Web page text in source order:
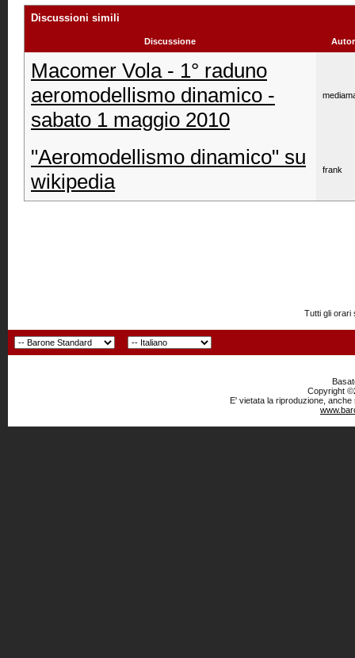
Discussioni simili
Discussione
Macomer Vola - 1° raduno
aeromodellismo dinamico -
sabato 1 maggio 2010
"Aeromodellismo dinamico" su
wikipedia
frank
Tutti gli orari
Copyright
E' vietata la riproduzione,